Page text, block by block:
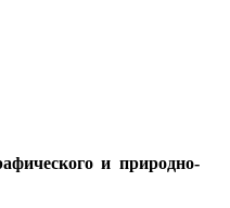
и природно-